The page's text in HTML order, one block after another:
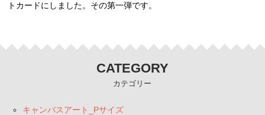
トカードにしました。その第一弾です。
CATEGORY
カテゴリー
キャンバスアート_Pサイズ